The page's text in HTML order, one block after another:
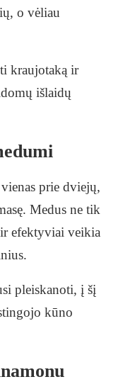
o vėliau
kraujotaką ir
išlaidų
prie dviejų,
Medus ne tik
efektyviai veikia
pleiskanoti, į šį
kūno